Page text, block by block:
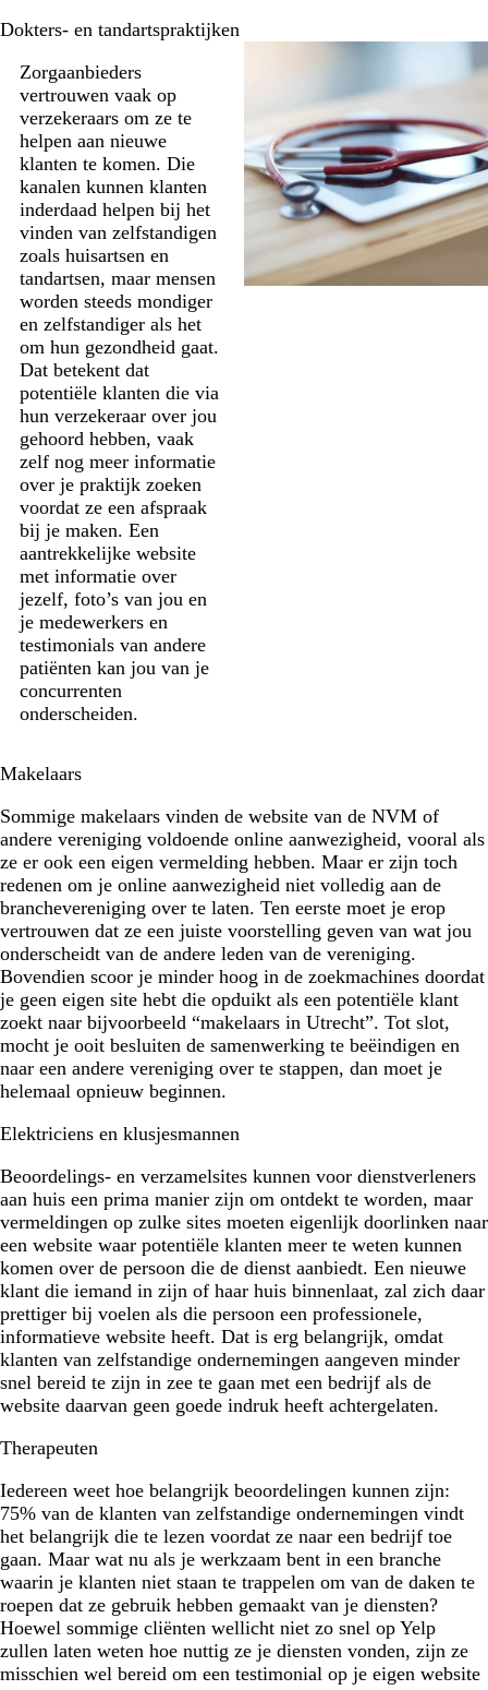
Dokters- en tandartspraktijken
Zorgaanbieders
vertrouwen vaak op
verzekeraars om ze te
helpen aan nieuwe
klanten te komen. Die
kanalen kunnen klanten
inderdaad helpen bij het
vinden van zelfstandigen
zoals huisartsen en
tandartsen, maar mensen
worden steeds mondiger
en zelfstandiger als het
om hun gezondheid gaat.
Dat betekent dat
potentiële klanten die via
hun verzekeraar over jou
gehoord hebben, vaak
zelf nog meer informatie
over je praktijk zoeken
voordat ze een afspraak
bij je maken. Een
aantrekkelijke website
met informatie over
jezelf, foto’s van jou en
je medewerkers en
testimonials van andere
patiënten kan jou van je
concurrenten
onderscheiden.
Makelaars
Sommige makelaars vinden de website van de NVM of
andere vereniging voldoende online aanwezigheid, vooral als
ze er ook een eigen vermelding hebben. Maar er zijn toch
redenen om je online aanwezigheid niet volledig aan de
branchevereniging over te laten. Ten eerste moet je erop
vertrouwen dat ze een juiste voorstelling geven van wat jou
onderscheidt van de andere leden van de vereniging.
Bovendien scoor je minder hoog in de zoekmachines doordat
je geen eigen site hebt die opduikt als een potentiële klant
zoekt naar bijvoorbeeld “makelaars in Utrecht”. Tot slot,
mocht je ooit besluiten de samenwerking te beëindigen en
naar een andere vereniging over te stappen, dan moet je
helemaal opnieuw beginnen.
Elektriciens en klusjesmannen
Beoordelings- en verzamelsites kunnen voor dienstverleners
aan huis een prima manier zijn om ontdekt te worden, maar
vermeldingen op zulke sites moeten eigenlijk doorlinken naar
een website waar potentiële klanten meer te weten kunnen
komen over de persoon die de dienst aanbiedt. Een nieuwe
klant die iemand in zijn of haar huis binnenlaat, zal zich daar
prettiger bij voelen als die persoon een professionele,
informatieve website heeft. Dat is erg belangrijk, omdat
klanten van zelfstandige ondernemingen aangeven minder
snel bereid te zijn in zee te gaan met een bedrijf als de
website daarvan geen goede indruk heeft achtergelaten.
Therapeuten
Iedereen weet hoe belangrijk beoordelingen kunnen zijn:
75% van de klanten van zelfstandige ondernemingen vindt
het belangrijk die te lezen voordat ze naar een bedrijf toe
gaan. Maar wat nu als je werkzaam bent in een branche
waarin je klanten niet staan te trappelen om van de daken te
roepen dat ze gebruik hebben gemaakt van je diensten?
Hoewel sommige cliënten wellicht niet zo snel op Yelp
zullen laten weten hoe nuttig ze je diensten vonden, zijn ze
misschien wel bereid om een testimonial op je eigen website